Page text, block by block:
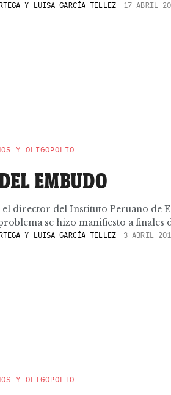
Y LUISA GARCÍA TELLEZ 17 ABRIL
Y OLIGOPOLIO
EMBUDO
el director del Instituto Peruano de
se hizo manifiesto a finales
Y LUISA GARCÍA TELLEZ 3 ABRIL
Y OLIGOPOLIO